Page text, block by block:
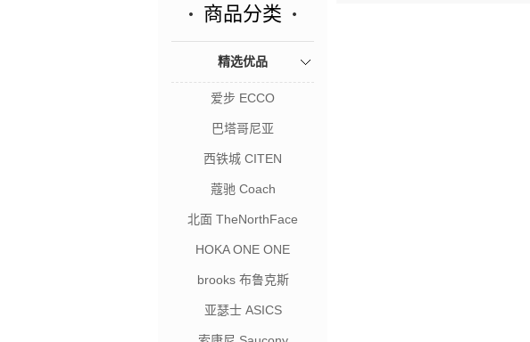
商品分类
精选优品
爱步 ECCO
巴塔哥尼亚
西铁城 CITEN
蔻驰 Coach
北面 TheNorthFace
HOKA ONE ONE
brooks 布鲁克斯
亚瑟士 ASICS